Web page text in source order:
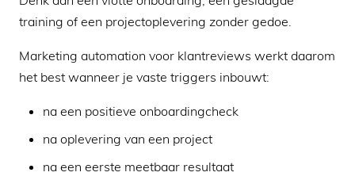
training of een projectoplevering zonder gedoe.
Marketing automation voor klantreviews werkt daarom
het best wanneer je vaste triggers inbouwt:
na een positieve onboardingcheck
na oplevering van een project
na een eerste meetbaar resultaat